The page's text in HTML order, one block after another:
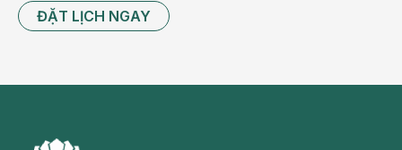
Khám tiết niệu cùng chuyên gia 30 năm kinh nghiệm
ĐẶT LỊCH NGAY